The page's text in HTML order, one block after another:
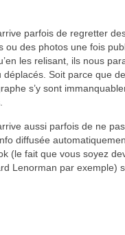
parfois de regretter
ou des photos une fois
les relisant, ils nous
déplacés. Soit parce que
s’y sont
aussi parfois de ne
diffusée
(le fait que vous soyez
Lenorman par exemple)